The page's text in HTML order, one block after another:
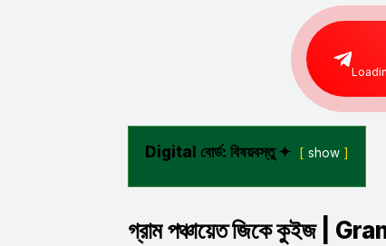
Digital বোর্ড: বিষয়বস্তু ✦ show
গ্রাম পঞ্চায়েত জিকে কুইজ |